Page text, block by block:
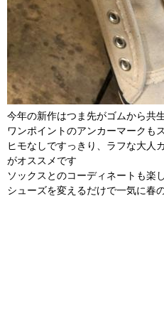
今年の新作はつま先がゴムから共
ワンポイントのアンカーマークも
ヒモなしですっきり、ラフな大人
がオススメです
ソックスとのコーディネートも楽
シューズを変えるだけで一気に春